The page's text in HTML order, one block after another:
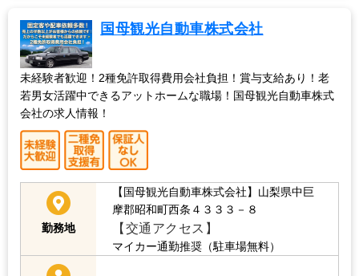
国母観光自動車株式会社
未経験者歓迎！2種免許取得費用会社負担！賞与支給あり！老
若男女活躍中できるアットホームな職場！国母観光自動車株式
会社の求人情報！
勤務地
【国母観光自動車株式会社】山梨県中巨
摩郡昭和町西条４３３３－８
【交通アクセス】
マイカー通勤推奨（駐車場無料）